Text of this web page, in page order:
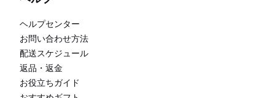
ヘルプセンター
お問い合わせ方法
配送スケジュール
返品・返金
お役立ちガイド